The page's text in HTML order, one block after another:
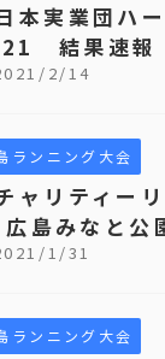
本実業団ハ
結果速報
2/14
ランニング大会
ャリティー
島みなと公
1/31
ランニング大会